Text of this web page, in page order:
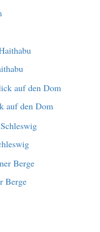
auf den Dom
Berge